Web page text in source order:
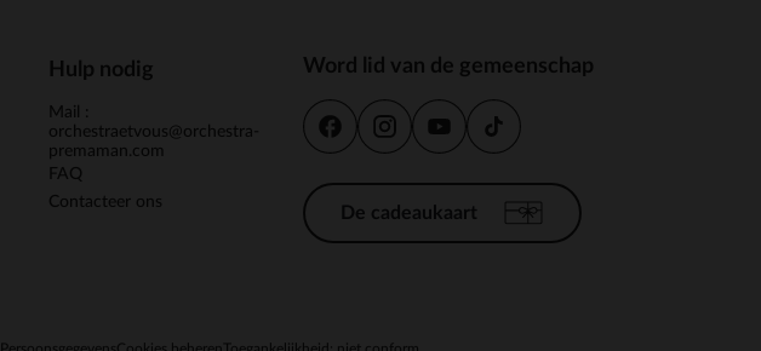
Hulp nodig
Mail :
orchestraetvous@orchestra-
premaman.com
FAQ
Contacteer ons
Word lid van de gemeenschap
De cadeaukaart